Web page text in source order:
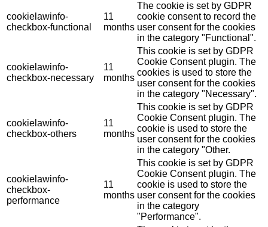
cookielawinfo-
checkbox-functional
11
months
The cookie is set by GDPR
cookie consent to record the
user consent for the cookies
in the category "Functional".
cookielawinfo-
checkbox-necessary
11
months
This cookie is set by GDPR
Cookie Consent plugin. The
cookies is used to store the
user consent for the cookies
in the category "Necessary".
cookielawinfo-
checkbox-others
11
months
This cookie is set by GDPR
Cookie Consent plugin. The
cookie is used to store the
user consent for the cookies
in the category "Other.
cookielawinfo-
checkbox-
performance
11
months
This cookie is set by GDPR
Cookie Consent plugin. The
cookie is used to store the
user consent for the cookies
in the category
"Performance".